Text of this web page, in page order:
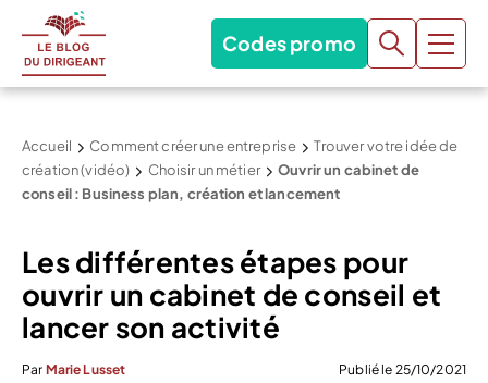
Codes promo
Accueil Comment créer une entreprise
Trouver votre idée de
création (vidéo)
Choisir un métier
Ouvrir un cabinet de
conseil : Business plan, création et lancement
Les différentes étapes pour
ouvrir un cabinet de conseil et
lancer son activité
Par Marie Lusset
Publié le 25/10/2021